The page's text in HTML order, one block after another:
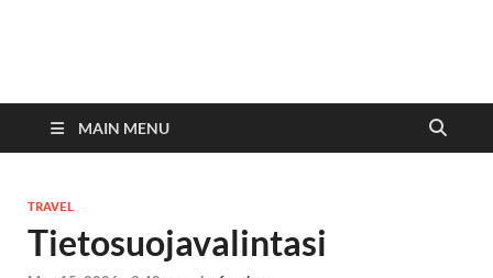
MAIN MENU
TRAVEL
Tietosuojavalintasi